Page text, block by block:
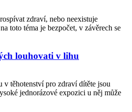
zdraví, nebo neexistuje
toto téma je bezpočet, v závěrech se
louhovati v lihu
v těhotenství pro zdraví dítěte jsou
jednorázové expozici u něj může